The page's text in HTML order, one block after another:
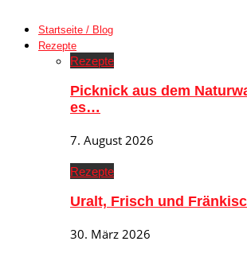
Startseite / Blog
Rezepte
Rezepte
Picknick aus dem
es…
7. August 2026
Rezepte
Uralt, Frisch und
30. März 2026